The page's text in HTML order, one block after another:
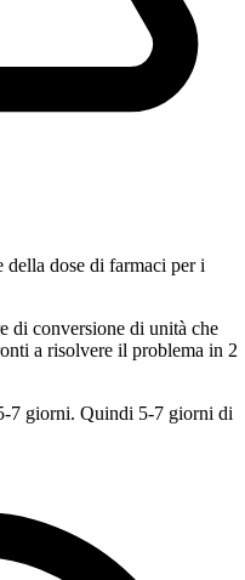
dose di farmaci per i
di conversione di unità che
a risolvere il problema in 2
7 giorni. Quindi 5-7 giorni di